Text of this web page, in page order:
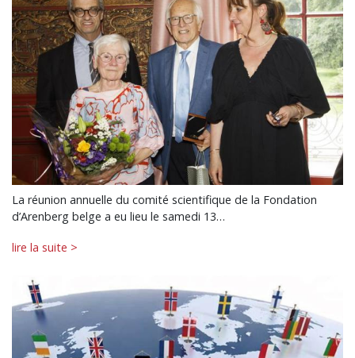
La réunion annuelle du comité scientifique de la Fondation
d’Arenberg belge a eu lieu le samedi 13…
lire la suite >